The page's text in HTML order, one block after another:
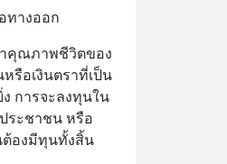
ทางออก
คุณภาพชีวิตของ
รือเงินตราที่เป็น
การจะลงทุนใน
ระชาชน หรือ
ต้องมีทุนทั้งสิ้น